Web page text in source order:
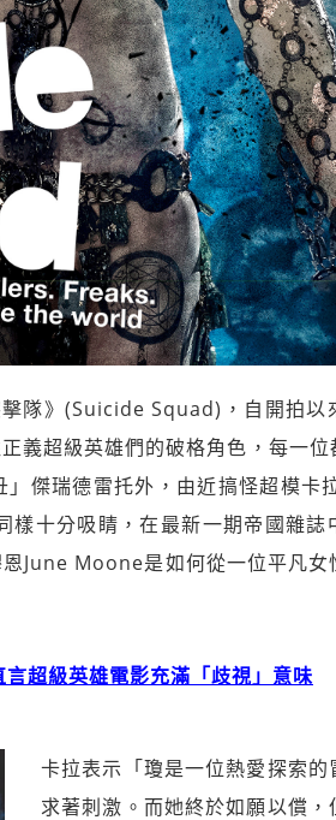
隊》(Suicide Squad)，自開拍以
義超級英雄們的破格角色，每一位
傑瑞德雷托外，由近搞怪超模卡
十分吸睛，在最新一期帝國雜誌
June Moone是如何從一位平凡女
超級英雄電影充滿「歧視」意味
卡拉表示「瓊是一位熱愛探索的
求著刺激。而她終於如願以償